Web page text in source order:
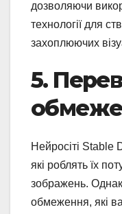
дозволяючи
технології для
захоплюючих
5.
Нейросіті Stable
які роблять їх
зображень.
обмеження, які